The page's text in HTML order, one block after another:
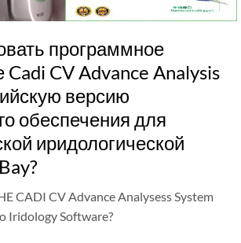
программное
Cadi CV Advance Analysis
версию
обеспечения для
иридологической
CADI CV Advance Analysess System
Iridology Software?